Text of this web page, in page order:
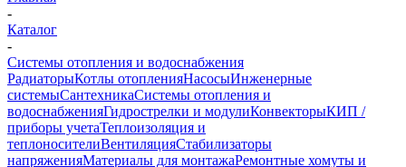
-
Каталог
-
Системы отопления и водоснабжения
РадиаторыКотлы отопленияНасосыИнженерные
системыСантехникаСистемы отопления и
водоснабженияГидрострелки и модулиКонвекторыКИП /
приборы учетаТеплоизоляция и
теплоносителиВентиляцияСтабилизаторы
напряженияМатериалы для монтажаРемонтные хомуты и